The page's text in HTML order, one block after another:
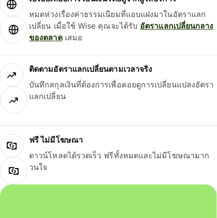
หมดห่วงเรื่องค่าธรรมเนียมที่แอบแฝงมาในอัตราแลก
เปลี่ยน เมื่อใช้ Wise คุณจะได้รับ อัตราแลกเปลี่ยนกลาง
ของตลาดเสมอ
ติดตามอัตราแลกเปลี่ยนตามเวลาจริง
บันทึกสกุลเงินที่ต้องการเพื่อคอยดูการเปลี่ยนแปลงอัตรา
แลกเปลี่ยน
ฟรี ไม่มีโฆษณา
ดาวน์โหลดได้รวดเร็ว ฟรีทั้งหมดและไม่มีโฆษณามาก
วนใจ